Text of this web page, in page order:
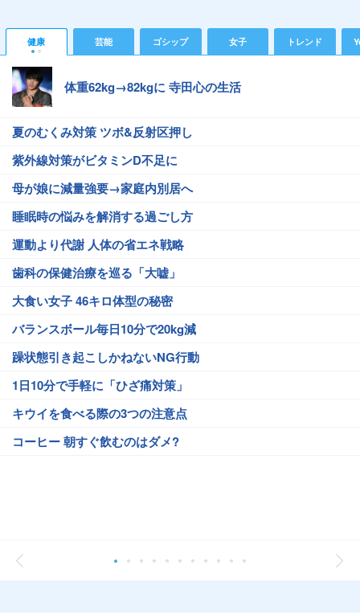
健康 芸能 ゴシップ 女子 トレンド
体重62kg→82kgに 寺田心の生活
夏のむくみ対策 ツボ&反射区押し
紫外線対策がビタミンD不足に
母が娘に減量強要→家庭内別居へ
睡眠時の悩みを解消する過ごし方
運動より代謝 人体の省エネ戦略
歯科の保健治療を巡る「大嘘」
大食い女子 46キロ体型の秘密
バランスボール毎日10分で20kg減
躁状態引き起こしかねないNG行動
1日10分で手軽に「ひざ痛対策」
キウイを食べる際の3つの注意点
コーヒー 朝すぐ飲むのはダメ?